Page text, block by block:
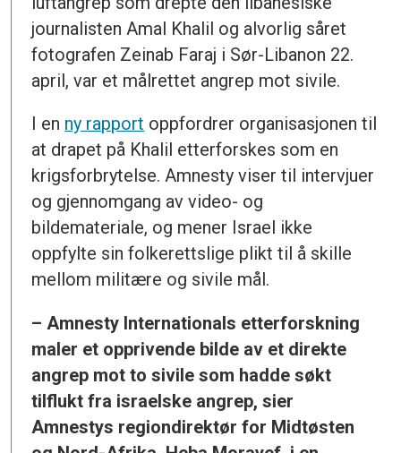
journalisten Amal Khalil og alvorlig såret
fotografen Zeinab Faraj i Sør-Libanon 22.
april, var et målrettet angrep mot sivile.
I en ny rapport oppfordrer organisasjonen til
at drapet på Khalil etterforskes som en
krigsforbrytelse. Amnesty viser til intervjuer
og gjennomgang av video- og
bildemateriale, og mener Israel ikke
oppfylte sin folkerettslige plikt til å skille
mellom militære og sivile mål.
– Amnesty Internationals etterforskning
maler et opprivende bilde av et direkte
angrep mot to sivile som hadde søkt
tilflukt fra israelske angrep, sier
Amnestys regiondirektør for Midtøsten